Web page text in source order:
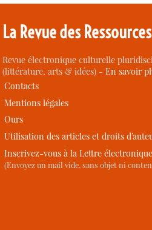
La Revue des
Revue électronique culturelle
(littérature, arts & idées) -En savoir
Contacts
Mentions légales
Ours
Utilisation des articles et droits
Inscrivez-vous à la Lettre
(Envoyez un mail vide, sans objet ni